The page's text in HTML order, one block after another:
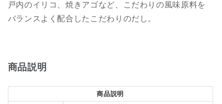
戸内のイリコ、焼きアゴなど、こだわりの風味原料を
バランスよく配合したこだわりのだし。
商品説明
商品説明